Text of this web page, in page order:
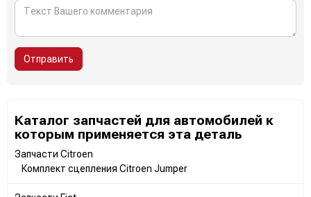
Отправить
Каталог запчастей для автомобилей к
которым применяется эта деталь
Запчасти Citroen
Комплект сцепления Citroen Jumper